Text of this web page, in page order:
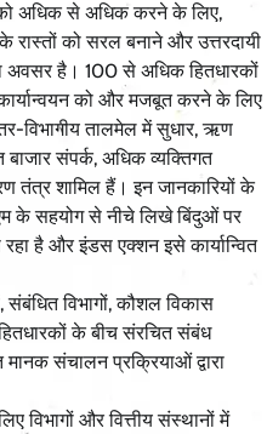
अधिक से अधिक करने के लिए,
को सरल बनाने और उत्तरदायी
अवसर है। 100 से अधिक हितधारकों
को और मजबूत करने के लिए
विभागीय तालमेल में सुधार, ऋण
संपर्क, अधिक व्यक्तिगत
तंत्र शामिल हैं। इन जानकारियों के
के सहयोग से नीचे लिखे बिंदुओं पर
है और इंडस एक्शन इसे कार्यान्वित
विभागों, कौशल विकास
के बीच संरचित संबंध
संचालन प्रक्रियाओं द्वारा
विभागों और वित्तीय संस्थानों में